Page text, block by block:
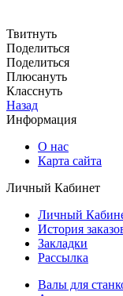
Твитнуть
Поделиться
Поделиться
Плюсануть
Класснуть
Назад
Информация
О нас
Карта сайта
Личный Кабинет
Личный
История
Закладки
Рассылка
Валы для